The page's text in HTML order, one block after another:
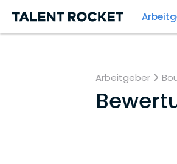
Arbeitgeber